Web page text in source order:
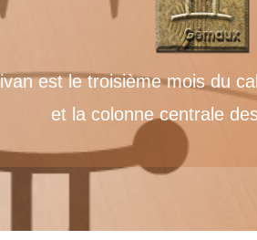
est le troisième mois du
et la colonne centrale